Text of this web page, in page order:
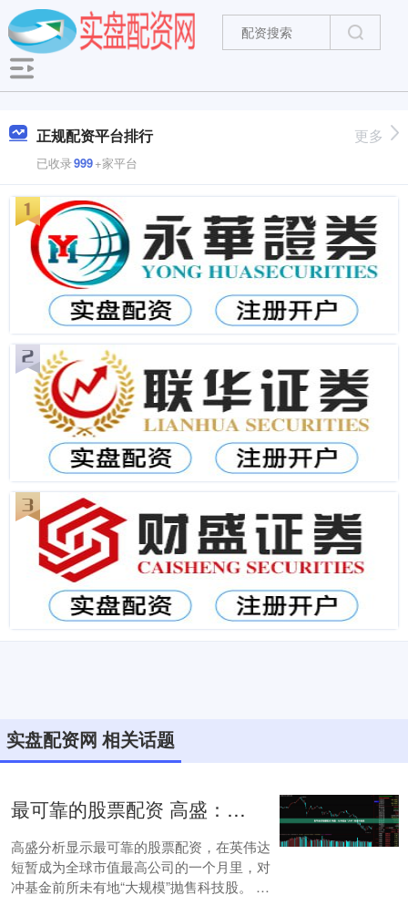
正规配资平台排行
已收录999+家平台
更多
实盘配资网 相关话题
最可靠的股票配资 高盛：对冲基金“大举”抛售科技股
高盛分析显示最可靠的股票配资，在英伟达
短暂成为全球市值最高公司的一个月里，对
冲基金前所未有地“大规模”抛售科技股。 内